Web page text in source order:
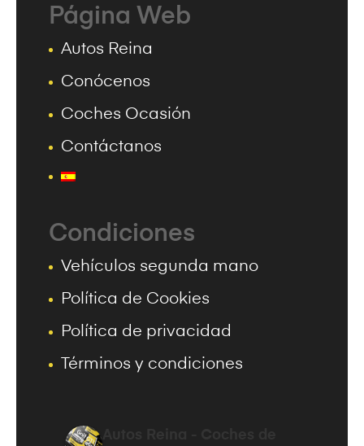
Página Web
Autos Reina
Conócenos
Coches Ocasión
Contáctanos
Condiciones
Vehículos segunda mano
Política de Cookies
Política de privacidad
Términos y condiciones